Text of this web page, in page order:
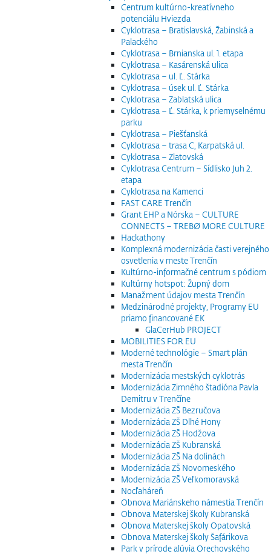
Centrum kultúrno-kreatívneho
potenciálu Hviezda
Cyklotrasa – Bratislavská, Žabinská a
Palackého
Cyklotrasa – Brnianska ul. 1. etapa
Cyklotrasa – Kasárenská ulica
Cyklotrasa – ul. Ľ. Stárka
Cyklotrasa – úsek ul. Ľ. Stárka
Cyklotrasa – Zablatská ulica
Cyklotrasa – Ľ. Stárka, k priemyselnému
parku
Cyklotrasa – Piešťanská
Cyklotrasa – trasa C, Karpatská ul.
Cyklotrasa – Zlatovská
Cyklotrasa Centrum – Sídlisko Juh 2.
etapa
Cyklotrasa na Kamenci
FAST CARE Trenčín
Grant EHP a Nórska – CULTURE
CONNECTS – TREBØ MORE CULTURE
Hackathony
Komplexná modernizácia časti verejného
osvetlenia v meste Trenčín
Kultúrno-informačné centrum s pódiom
Kultúrny hotspot: Župný dom
Manažment údajov mesta Trenčín
Medzinárodné projekty, Programy EU
priamo financované EK
GlaCerHub PROJECT
MOBILITIES FOR EU
Moderné technológie – Smart plán
mesta Trenčín
Modernizácia mestských cyklotrás
Modernizácia Zimného štadióna Pavla
Demitru v Trenčíne
Modernizácia ZŠ Bezručova
Modernizácia ZŠ Dlhé Hony
Modernizácia ZŠ Hodžova
Modernizácia ZŠ Kubranská
Modernizácia ZŠ Na dolinách
Modernizácia ZŠ Novomeského
Modernizácia ZŠ Veľkomoravská
Nocľaháreň
Obnova Mariánskeho námestia Trenčín
Obnova Materskej školy Kubranská
Obnova Materskej školy Opatovská
Obnova Materskej školy Šafárikova
Park v prírode alúvia Orechovského